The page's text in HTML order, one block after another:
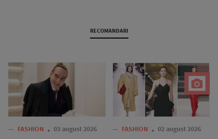
RECOMANDARI
— FASHION 03 august 2026 — FASHION 02 august 2026